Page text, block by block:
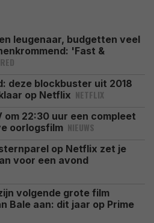
leugenaar, budgetten veel
'Fast &
deze blockbuster uit 2018
op Netflix NETFLIX
om 22:30 uur een compleet
oorlogsfilm NIEUWS
op Netflix zet je
voor een avond
volgende grote film
Bale aan: dit jaar op Prime